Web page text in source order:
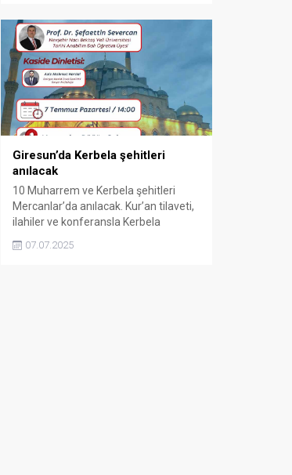
Giresun’da Kerbela şehitleri
anılacak
10 Muharrem ve Kerbela şehitleri
Mercanlar’da anılacak. Kur’an tilaveti,
ilahiler ve konferansla Kerbela
sonunda aşure dağıtılacak.
07.07.2025